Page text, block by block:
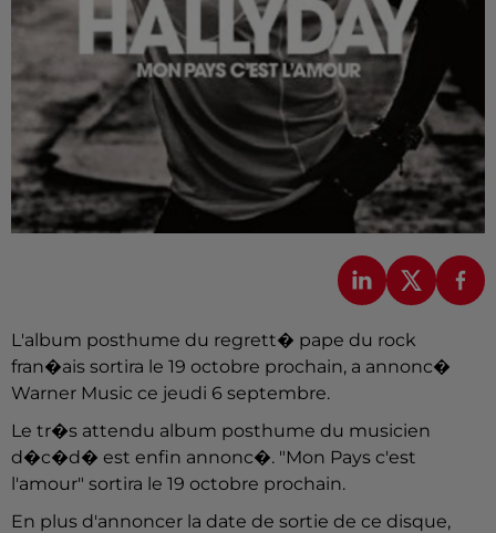
L'album posthume du regrett� pape du rock
fran�ais sortira le 19 octobre prochain, a annonc�
Warner Music ce jeudi 6 septembre.
Le tr�s attendu album posthume du musicien
d�c�d� est enfin annonc�. "Mon Pays c'est
l'amour" sortira le 19 octobre prochain.
En plus d'annoncer la date de sortie de ce disque,